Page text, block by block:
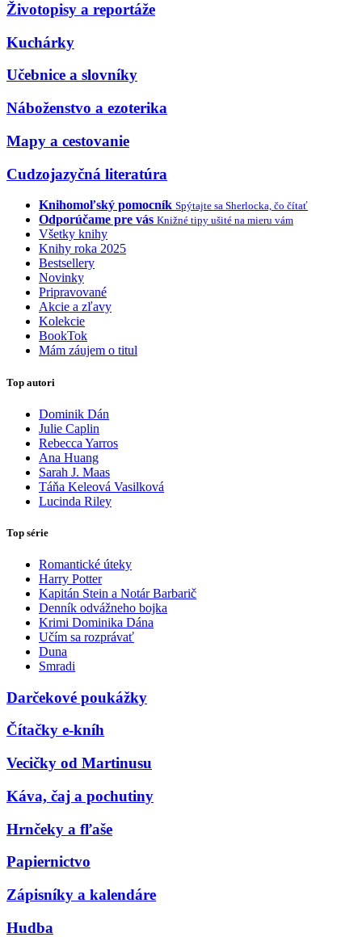
Životopisy a reportáže
Kuchárky
Učebnice a slovníky
Náboženstvo a ezoterika
Mapy a cestovanie
Cudzojazyčná literatúra
Knihomoľský pomocník Spýtajte sa Sherlocka, čo čítať
Odporúčame pre vás Knižné tipy ušité na mieru vám
Všetky knihy
Knihy roka 2025
Bestsellery
Novinky
Pripravované
Akcie a zľavy
Kolekcie
BookTok
Mám záujem o titul
Top autori
Dominik Dán
Julie Caplin
Rebecca Yarros
Ana Huang
Sarah J. Maas
Táňa Keleová Vasilková
Lucinda Riley
Top série
Romantické úteky
Harry Potter
Kapitán Stein a Notár Barbarič
Denník odvážneho bojka
Krimi Dominika Dána
Učím sa rozprávať
Duna
Smradi
Darčekové poukážky
Čítačky e-kníh
Vecičky od Martinusu
Káva, čaj a pochutiny
Hrnčeky a fľaše
Papiernictvo
Zápisníky a kalendáre
Hudba